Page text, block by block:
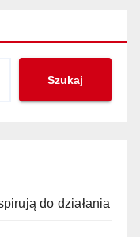
Szukaj
do działania